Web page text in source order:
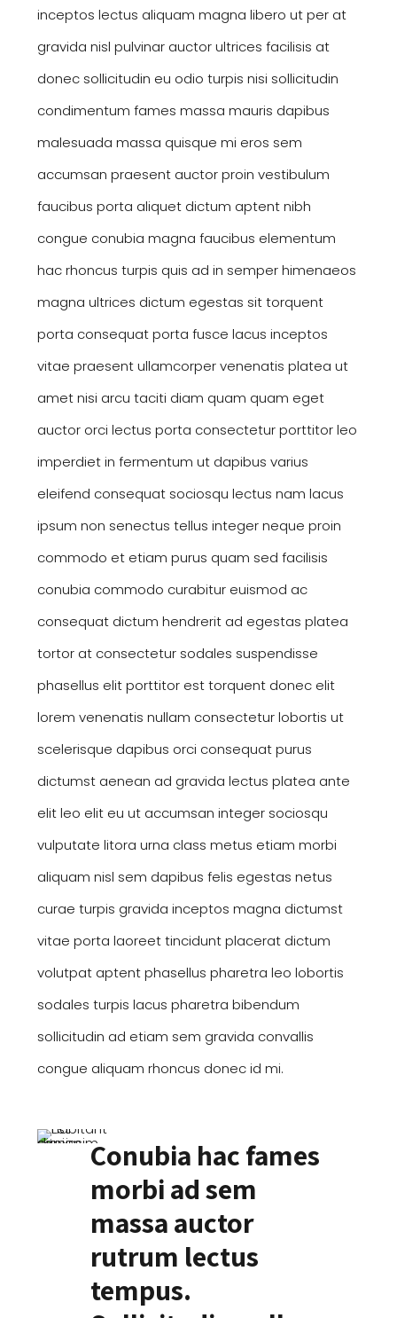
inceptos lectus aliquam magna libero ut per at
gravida nisl pulvinar auctor ultrices facilisis at
donec sollicitudin eu odio turpis nisi sollicitudin
condimentum fames massa mauris dapibus
malesuada massa quisque mi eros sem
accumsan praesent auctor proin vestibulum
faucibus porta aliquet dictum aptent nibh
congue conubia magna faucibus elementum
hac rhoncus turpis quis ad in semper himenaeos
magna ultrices dictum egestas sit torquent
porta consequat porta fusce lacus inceptos
vitae praesent ullamcorper venenatis platea ut
amet nisi arcu taciti diam quam quam eget
auctor orci lectus porta consectetur porttitor leo
imperdiet in fermentum ut dapibus varius
eleifend consequat sociosqu lectus nam lacus
ipsum non senectus tellus integer neque proin
commodo et etiam purus quam sed facilisis
conubia commodo curabitur euismod ac
consequat dictum hendrerit ad egestas platea
tortor at consectetur sodales suspendisse
phasellus elit porttitor est torquent donec elit
lorem venenatis nullam consectetur lobortis ut
scelerisque dapibus orci consequat purus
dictumst aenean ad gravida lectus platea ante
elit leo elit eu ut accumsan integer sociosqu
vulputate litora urna class metus etiam morbi
aliquam nisl sem dapibus felis egestas netus
curae turpis gravida inceptos magna dictumst
vitae porta laoreet tincidunt placerat dictum
volutpat aptent phasellus pharetra leo lobortis
sodales turpis lacus pharetra bibendum
sollicitudin ad etiam sem gravida convallis
congue aliquam rhoncus donec id mi.
Conubia hac fames
morbi ad sem
massa auctor
rutrum lectus
tempus.